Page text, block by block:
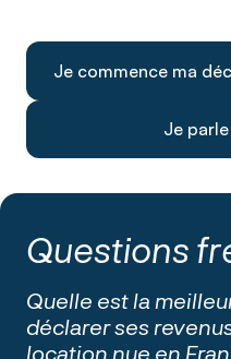
Je commence ma
Je
Questions
Quelle est la
déclarer ses
location nue en